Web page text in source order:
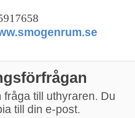
fråga till uthyraren. Du
till din e-post.